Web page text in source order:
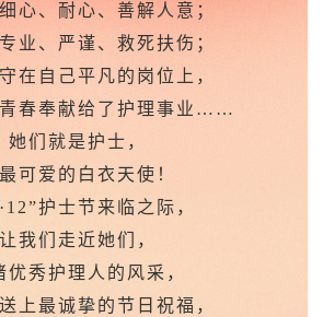
心、耐心、善解人意；
业、严谨、救死扶伤；
在自己平凡的岗位上，
春奉献给了护理事业 ……
她们就是护士，
可爱的白衣天使！
护士节来临之际，
让我们走近她们，
优秀护理人的风采，
上最诚挚的节日祝福，